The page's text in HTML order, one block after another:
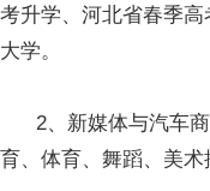
考升学、河北省春季
大学。
2、新媒体与汽车商
育、体育、舞蹈、美术